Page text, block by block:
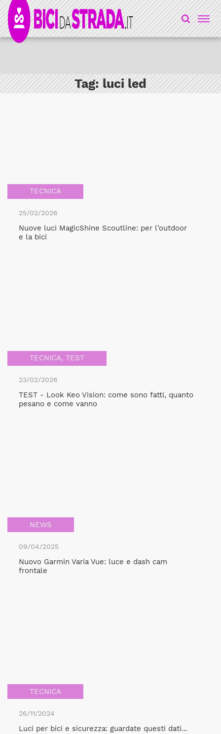
Tag:luci led
TECNICA
25/02/2026
Nuove luci MagicShine Scoutline: per l’outdoor
e la bici
TECNICA, TEST
23/02/2026
TEST - Look Keo Vision: come sono fatti, quanto
pesano e come vanno
NEWS
09/04/2025
Nuovo Garmin Varia Vue: luce e dash cam
frontale
TECNICA
26/11/2024
Luci per bici e sicurezza: guardate questi dati...